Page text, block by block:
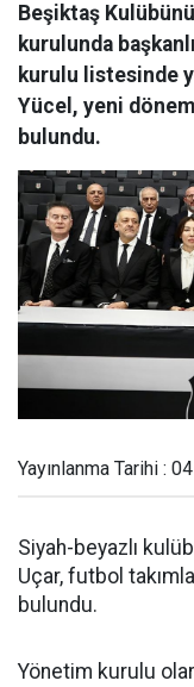
Beşiktaş
kurulunda
kurulu listesinde
Yücel, yeni
bulundu.
Yayınlanma Tarihi :
Siyah-beyazlı
Uçar, futbol
bulundu.
Yönetim kurulu